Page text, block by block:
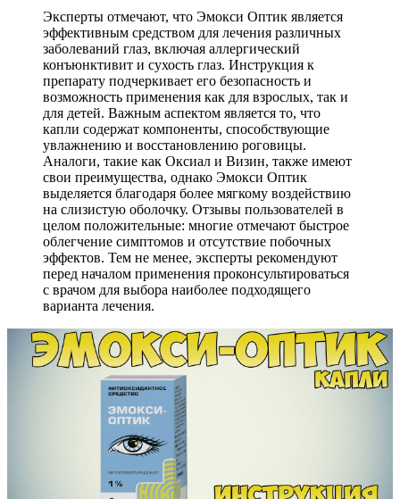
Эксперты отмечают, что Эмокси Оптик является
эффективным средством для лечения различных
заболеваний глаз, включая аллергический
конъюнктивит и сухость глаз. Инструкция к
препарату подчеркивает его безопасность и
возможность применения как для взрослых, так и
для детей. Важным аспектом является то, что
капли содержат компоненты, способствующие
увлажнению и восстановлению роговицы.
Аналоги, такие как Оксиал и Визин, также имеют
свои преимущества, однако Эмокси Оптик
выделяется благодаря более мягкому воздействию
на слизистую оболочку. Отзывы пользователей в
целом положительные: многие отмечают быстрое
облегчение симптомов и отсутствие побочных
эффектов. Тем не менее, эксперты рекомендуют
перед началом применения проконсультироваться
с врачом для выбора наиболее подходящего
варианта лечения.